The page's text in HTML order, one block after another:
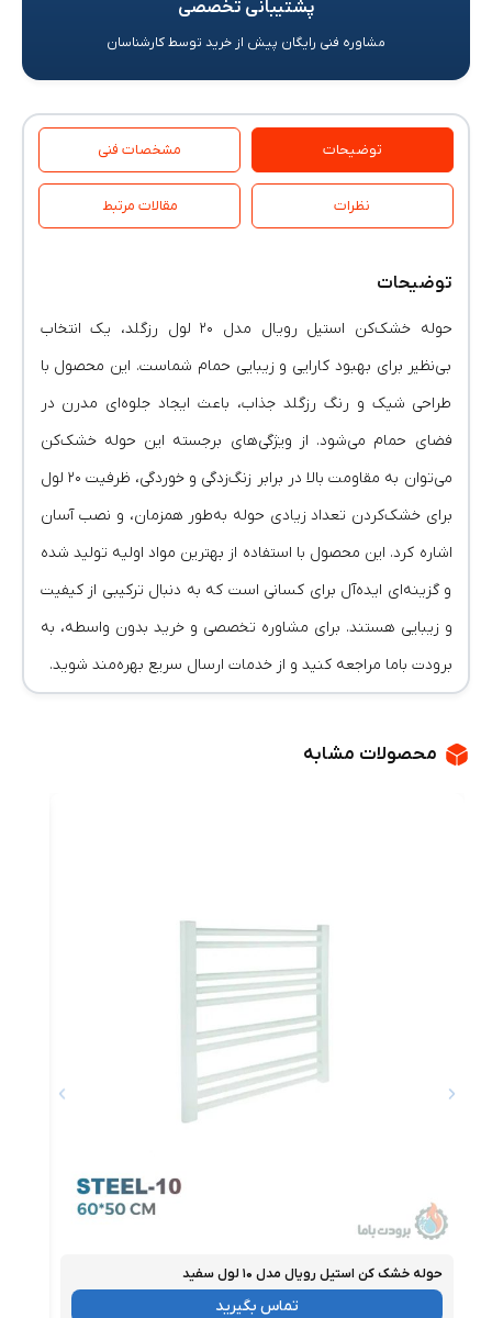
پشتیبانی تخصصی
مشاوره فنی رایگان پیش از خرید توسط کارشناسان
توضیحات مشخصات فنی
نظرات مقالات مرتبط
توضیحات
حوله خشک‌کن استیل رویال مدل ۲۰ لول رزگلد، یک انتخاب
بی‌نظیر برای بهبود کارایی و زیبایی حمام شماست. این محصول با
طراحی شیک و رنگ رزگلد جذاب، باعث ایجاد جلوه‌ای مدرن در
فضای حمام می‌شود. از ویژگی‌های برجسته این حوله خشک‌کن
می‌توان به مقاومت بالا در برابر زنگ‌زدگی و خوردگی، ظرفیت ۲۰ لول
برای خشک‌کردن تعداد زیادی حوله به‌طور همزمان، و نصب آسان
اشاره کرد. این محصول با استفاده از بهترین مواد اولیه تولید شده
و گزینه‌ای ایده‌آل برای کسانی است که به دنبال ترکیبی از کیفیت
و زیبایی هستند. برای مشاوره تخصصی و خرید بدون واسطه، به
برودت باما مراجعه کنید و از خدمات ارسال سریع بهره‌مند شوید.
محصولات مشابه
حوله خشک‌ کن استیل رویال مدل ۱۰ لول سفید
موجود
تماس بگیرید